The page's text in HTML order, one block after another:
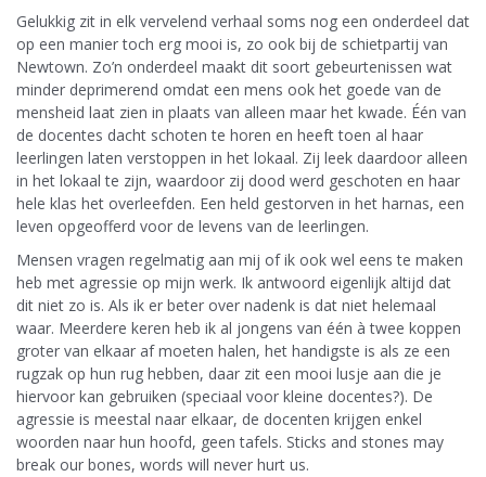
Gelukkig zit in elk vervelend verhaal soms nog een onderdeel dat
op een manier toch erg mooi is, zo ook bij de schietpartij van
Newtown. Zo’n onderdeel maakt dit soort gebeurtenissen wat
minder deprimerend omdat een mens ook het goede van de
mensheid laat zien in plaats van alleen maar het kwade. Één van
de docentes dacht schoten te horen en heeft toen al haar
leerlingen laten verstoppen in het lokaal. Zij leek daardoor alleen
in het lokaal te zijn, waardoor zij dood werd geschoten en haar
hele klas het overleefden. Een held gestorven in het harnas, een
leven opgeofferd voor de levens van de leerlingen.
Mensen vragen regelmatig aan mij of ik ook wel eens te maken
heb met agressie op mijn werk. Ik antwoord eigenlijk altijd dat
dit niet zo is. Als ik er beter over nadenk is dat niet helemaal
waar. Meerdere keren heb ik al jongens van één à twee koppen
groter van elkaar af moeten halen, het handigste is als ze een
rugzak op hun rug hebben, daar zit een mooi lusje aan die je
hiervoor kan gebruiken (speciaal voor kleine docentes?). De
agressie is meestal naar elkaar, de docenten krijgen enkel
woorden naar hun hoofd, geen tafels. Sticks and stones may
break our bones, words will never hurt us.